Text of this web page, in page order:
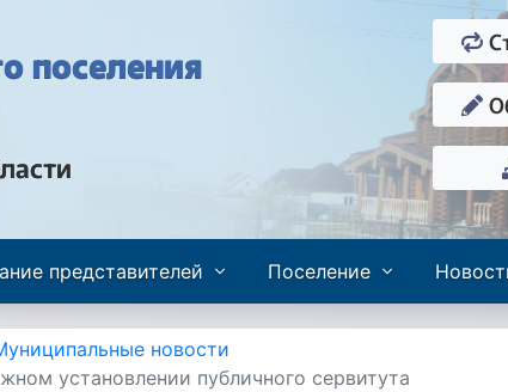
поселения
представителей Поселение
новости
установлении публичного сервитута